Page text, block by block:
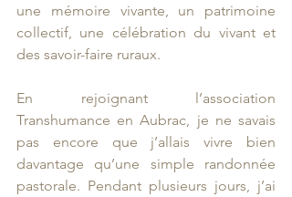
une mémoire vivante, un patrimoine
collectif, une célébration du vivant et
des savoir-faire ruraux.
En rejoignant l’association
Transhumance en Aubrac, je ne savais
pas encore que j’allais vivre bien
davantage qu’une simple randonnée
pastorale. Pendant plusieurs jours, j’ai